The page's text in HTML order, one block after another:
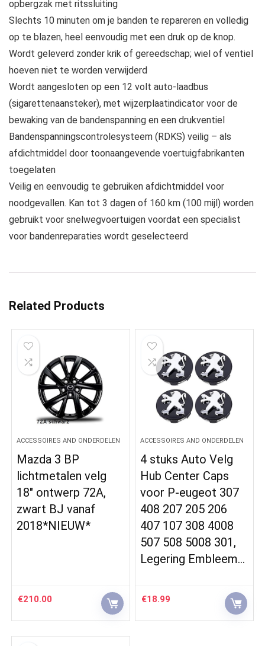
opbergzak met ritssluiting
Slechts 10 minuten om je banden te repareren en volledig
op te blazen, heel eenvoudig met een druk op de knop.
Wordt geleverd zonder krik of gereedschap; wiel of ventiel
hoeven niet te worden verwijderd
Wordt aangesloten op een 12 volt auto-laadbus
(sigarettenaansteker), met wijzerplaatindicator voor de
bewaking van de bandenspanning en een drukventiel
Bandenspanningscontrolesysteem (RDKS) veilig – als
afdichtmiddel door toonaangevende voertuigfabrikanten
toegelaten
Veilig en eenvoudig te gebruiken afdichtmiddel voor
noodgevallen. Kan tot 3 dagen of 160 km (100 mijl) worden
gebruikt voor snelwegvoertuigen voordat een specialist
voor bandenreparaties wordt geselecteerd
Related Products
ACCESSOIRES AND ONDERDELEN
Mazda 3 BP
lichtmetalen velg
18″ ontwerp 72A,
zwart BJ vanaf
2018*NIEUW*
€210.00
ACCESSOIRES AND ONDERDELEN
4 stuks Auto Velg
Hub Center Caps
voor P-eugeot 307
408 207 205 206
407 107 308 4008
507 508 5008 301,
Legering Embleem…
€18.99